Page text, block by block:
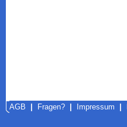
AGB Fragen? Impressum